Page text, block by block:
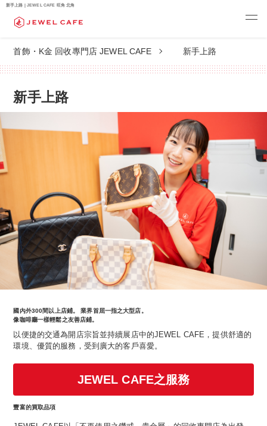
新手上路 | JEWEL CAFE 旺角 北角
首飾・K金 回收專門店 JEWEL CAFE 新手上路
新手上路
國內外300間以上店鋪。 業界首屈一指之大型店。
像咖啡廳一樣輕鬆之友善店鋪。
以便捷的交通為開店宗旨並持續展店中的JEWEL CAFE，提供舒適的
環境、優質的服務，受到廣大的客戶喜愛。
JEWEL CAFE之服務
豐富的買取品項